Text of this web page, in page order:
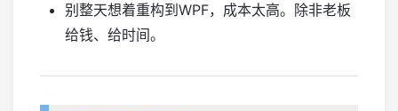
别整天想着重构到WPF，成本太高。除非老板
给钱、给时间。